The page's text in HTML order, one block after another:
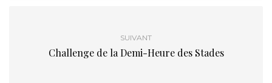
SUIVANT
Challenge de la Demi-Heure des Stades